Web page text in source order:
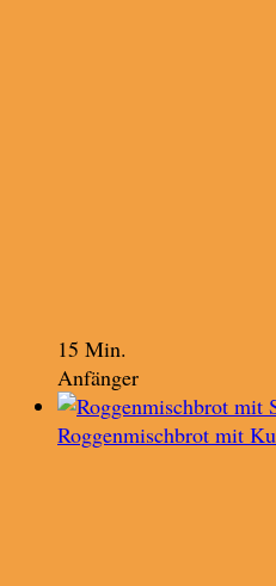
15 Min.
Anfänger
Roggenmischbrot mit